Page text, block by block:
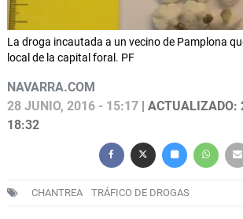
La droga incautada a un vecino de Pamplona
local de la capital foral. PF
NAVARRA.COM
28 JUNIO, 2016 - 15:17 |
18:32
CHANTREA TRÁFICO DE DROGAS